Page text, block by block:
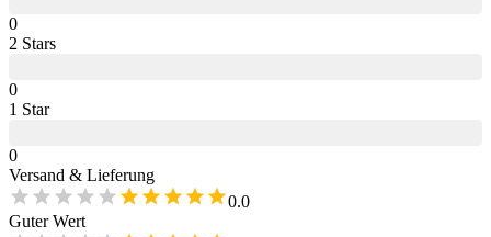
0
2 Stars
0
1 Star
0
Versand & Lieferung
0.0
Guter Wert